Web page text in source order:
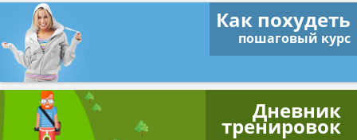
Как похудеть
пошаговый курс
Дневник
тренировок